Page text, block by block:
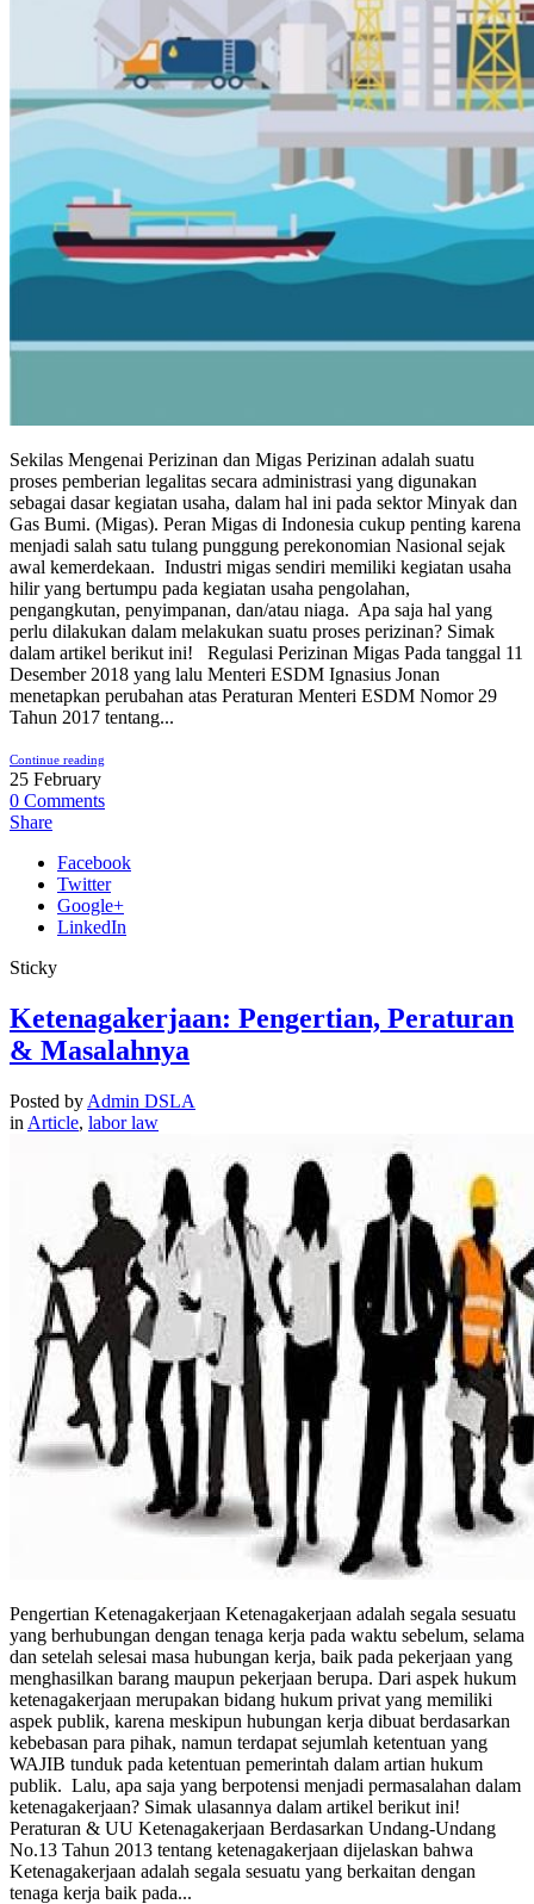
Sekilas Mengenai Perizinan dan Migas Perizinan adalah suatu
proses pemberian legalitas secara administrasi yang digunakan
sebagai dasar kegiatan usaha, dalam hal ini pada sektor Minyak dan
Gas Bumi. (Migas). Peran Migas di Indonesia cukup penting karena
menjadi salah satu tulang punggung perekonomian Nasional sejak
awal kemerdekaan. Industri migas sendiri memiliki kegiatan usaha
hilir yang bertumpu pada kegiatan usaha pengolahan,
pengangkutan, penyimpanan, dan/atau niaga. Apa saja hal yang
perlu dilakukan dalam melakukan suatu proses perizinan? Simak
dalam artikel berikut ini! Regulasi Perizinan Migas Pada tanggal 11
Desember 2018 yang lalu Menteri ESDM Ignasius Jonan
menetapkan perubahan atas Peraturan Menteri ESDM Nomor 29
Tahun 2017 tentang...
Continue reading
25 February
0 Comments
Share
Facebook
Twitter
Google+
LinkedIn
Sticky
Ketenagakerjaan: Pengertian, Peraturan
& Masalahnya
Posted by Admin DSLA
in Article, labor law
Pengertian Ketenagakerjaan Ketenagakerjaan adalah segala sesuatu
yang berhubungan dengan tenaga kerja pada waktu sebelum, selama
dan setelah selesai masa hubungan kerja, baik pada pekerjaan yang
menghasilkan barang maupun pekerjaan berupa. Dari aspek hukum
ketenagakerjaan merupakan bidang hukum privat yang memiliki
aspek publik, karena meskipun hubungan kerja dibuat berdasarkan
kebebasan para pihak, namun terdapat sejumlah ketentuan yang
WAJIB tunduk pada ketentuan pemerintah dalam artian hukum
publik. Lalu, apa saja yang berpotensi menjadi permasalahan dalam
ketenagakerjaan? Simak ulasannya dalam artikel berikut ini!
Peraturan & UU Ketenagakerjaan Berdasarkan Undang-Undang
No.13 Tahun 2013 tentang ketenagakerjaan dijelaskan bahwa
Ketenagakerjaan adalah segala sesuatu yang berkaitan dengan
tenaga kerja baik pada...